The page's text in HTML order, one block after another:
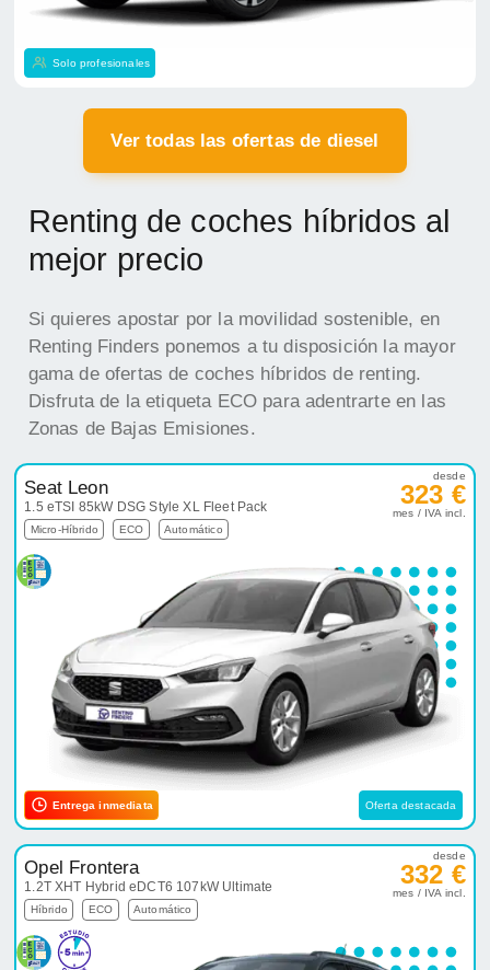
Solo profesionales
Ver todas las ofertas de diesel
Renting de coches híbridos al
mejor precio
Si quieres apostar por la movilidad sostenible, en
Renting Finders ponemos a tu disposición la mayor
gama de ofertas de coches híbridos de renting.
Disfruta de la etiqueta ECO para adentrarte en las
Zonas de Bajas Emisiones.
Seat Leon
1.5 eTSI 85kW DSG Style XL Fleet Pack
Micro-Híbrido ECO Automático
desde
323 €
mes / IVA incl.
Entrega inmediata Oferta destacada
Opel Frontera
1.2T XHT Hybrid eDCT6 107kW Ultimate
Híbrido ECO Automático
desde
332 €
mes / IVA incl.